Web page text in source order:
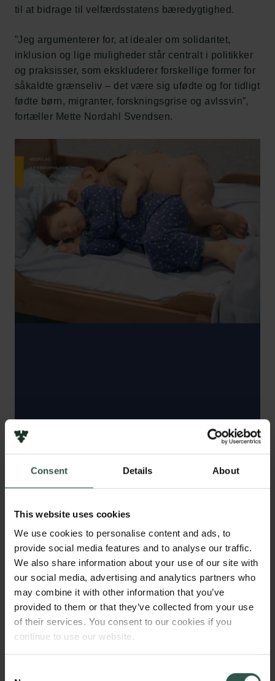
Consent Details About
This website uses cookies
We use cookies to personalise content and ads, to
provide social media features and to analyse our traffic.
We also share information about your use of our site with
our social media, advertising and analytics partners who
may combine it with other information that you’ve
provided to them or that they’ve collected from your use
of their services. You consent to our cookies if you
continue to use our website.
til at bidrage til velfærdsstatens bæredygtighed.
”Jeg argumenterer for, at idealer om solidaritet,
inklusion og lige muligheder står centralt i politikker
og praksisser, som ekskluderer forskellige former for
såkaldte grænseliv – det være sig ufødte og for tidligt
fødte børn, migranter, forskningsgrise og avlssvin”,
fortæller Mette Nordahl Svendsen.
Bogen Near Human - Border Zones of Species, Life, and
Belonging giver et bud på, hvad det vil sige at være og ikke
være et menneske og have leveværd.
Grisen i barnet, barnet i grisen
Konkret har Mette Nordahl Svendsen undersøgt,
hvordan for tidligt fødte grise bliver til næsten-
mennesker i et dansk forskningslaboratorium. Og
hvordan for tidligt fødte børns leveværd og